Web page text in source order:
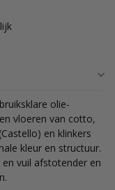
olie-
vloeren van cotto,
en klinkers
kleur en structuur.
vuil afstotender en